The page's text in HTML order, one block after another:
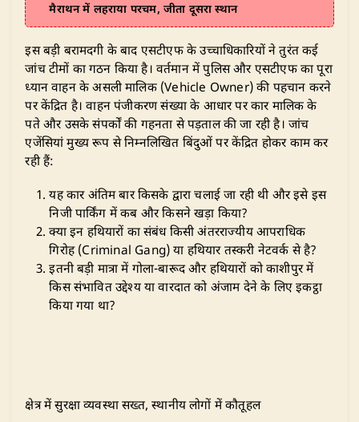
मैराथन में लहराया परचम, जीता दूसरा स्थान
​इस बड़ी बरामदगी के बाद एसटीएफ के उच्चाधिकारियों ने तुरंत कई
जांच टीमों का गठन किया है। वर्तमान में पुलिस और एसटीएफ का पूरा
ध्यान वाहन के असली मालिक (Vehicle Owner) की पहचान करने
पर केंद्रित है। वाहन पंजीकरण संख्या के आधार पर कार मालिक के
पते और उसके संपर्कों की गहनता से पड़ताल की जा रही है। जांच
एजेंसियां मुख्य रूप से निम्नलिखित बिंदुओं पर केंद्रित होकर काम कर
रही हैं:
​यह कार अंतिम बार किसके द्वारा चलाई जा रही थी और इसे इस
निजी पार्किंग में कब और किसने खड़ा किया?
​क्या इन हथियारों का संबंध किसी अंतरराज्यीय आपराधिक
गिरोह (Criminal Gang) या हथियार तस्करी नेटवर्क से है?
​इतनी बड़ी मात्रा में गोला-बारूद और हथियारों को काशीपुर में
किस संभावित उद्देश्य या वारदात को अंजाम देने के लिए इकट्ठा
किया गया था?
क्षेत्र में सुरक्षा व्यवस्था सख्त, स्थानीय लोगों में कौतूहल